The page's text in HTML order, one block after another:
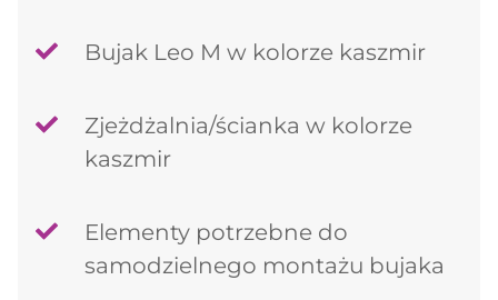
Bujak Leo M w kolorze kaszmir
Zjeżdżalnia/ścianka w kolorze
kaszmir
Elementy potrzebne do
samodzielnego montażu bujaka